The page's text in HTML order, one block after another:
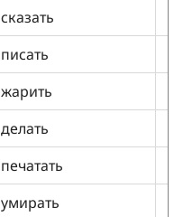
сказать
писать
жарить
делать
печатать
умирать